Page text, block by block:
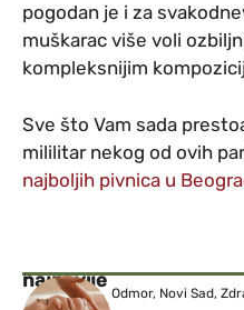
pogodan je i za
muškarac više voli
kompleksnijim
Sve što Vam sada
mililitar nekog od ovih
najboljih pivnica u
najnovije
Odmor, Novi Sad,